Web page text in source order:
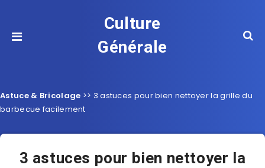
Culture
Générale
Astuce & Bricolage >> 3 astuces pour bien nettoyer la grille du
barbecue facilement
3 astuces pour bien nettoyer la